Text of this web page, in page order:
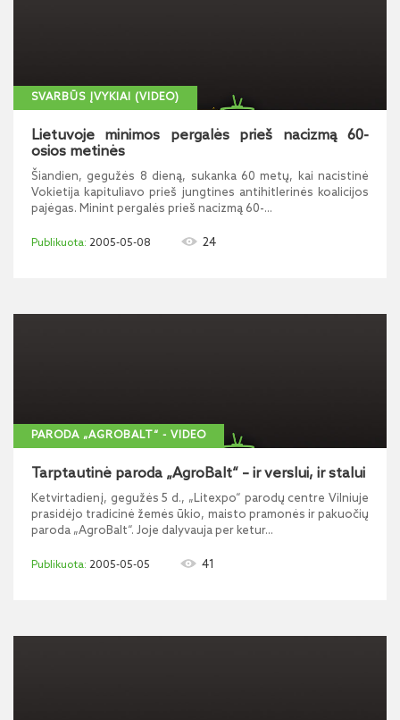
SVARBŪS ĮVYKIAI (VIDEO)
Lietuvoje minimos pergalės prieš nacizmą 60-
osios metinės
Šiandien, gegužės 8 dieną, sukanka 60 metų, kai nacistinė
Vokietija kapituliavo prieš jungtines antihitlerinės koalicijos
pajėgas. Minint pergalės prieš nacizmą 60-...
2005-05-08 24
PARODA „AGROBALT“ - VIDEO
Tarptautinė paroda „AgroBalt“ – ir verslui, ir stalui
Ketvirtadienį, gegužės 5 d., „Litexpo“ parodų centre Vilniuje
prasidėjo tradicinė žemės ūkio, maisto pramonės ir pakuočių
paroda „AgroBalt“. Joje dalyvauja per ketur...
2005-05-05 41